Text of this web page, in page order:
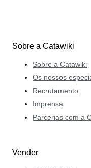
Sobre a Catawiki
Sobre a Catawiki
Os nossos
Recrutamento
Imprensa
Parcerias com a
Vender